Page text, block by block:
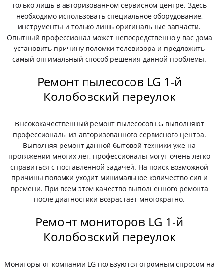
только лишь в авторизованном сервисном центре. Здесь
необходимо использовать специальное оборудование,
инструменты и только лишь оригинальные запчасти.
Опытный профессионал может непосредственно у вас дома
установить причину поломки телевизора и предложить
самый оптимальный способ решения данной проблемы.
Ремонт пылесосов LG 1-й
Колобовский переулок
Высококачественный ремонт пылесосов LG выполняют
профессионалы из авторизованного сервисного центра.
Выполняя ремонт данной бытовой техники уже на
протяжении многих лет, профессионалы могут очень легко
справиться с поставленной задачей. На поиск возможной
причины поломки уходит минимальное количество сил и
времени. При всем этом качество выполненного ремонта
после диагностики возрастает многократно.
Ремонт мониторов LG 1-й
Колобовский переулок
Мониторы от компании LG пользуются огромным спросом на